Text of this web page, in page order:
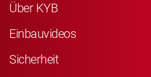
Über KYB
Einbauvideos
Sicherheit